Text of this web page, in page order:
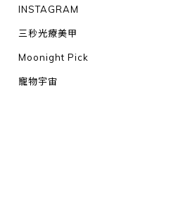
INSTAGRAM
三秒光療美甲
Moonight Pick
寵物宇宙